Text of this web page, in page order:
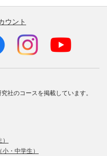
ウント
社のコースを掲載しています。
・中学生）